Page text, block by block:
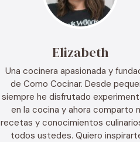
Elizabeth
Una cocinera apasionada y
de Como Cocinar. Desde
siempre he disfrutado
en la cocina y ahora comparto
recetas y conocimientos
todos ustedes. Quiero